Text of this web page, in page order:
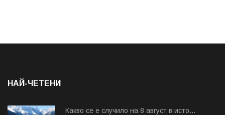
НАЙ-ЧЕТЕНИ
Какво се е случило на 8 август в исто...